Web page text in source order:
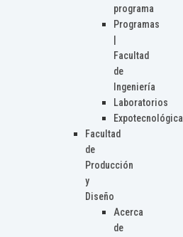
programa
Programas
Facultad
de
Ingeniería
Laboratorios
Expotecnológica
Facultad
de
Producción
y
Diseño
Acerca
de